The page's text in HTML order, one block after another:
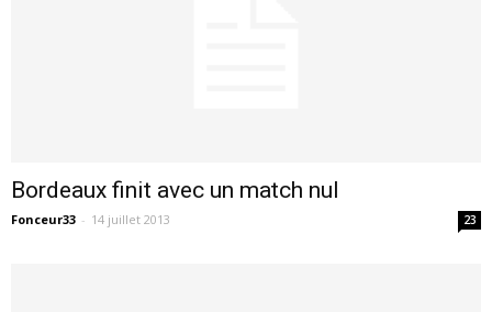
Bordeaux finit avec un match nul
Fonceur33 - 14 juillet 2013 23